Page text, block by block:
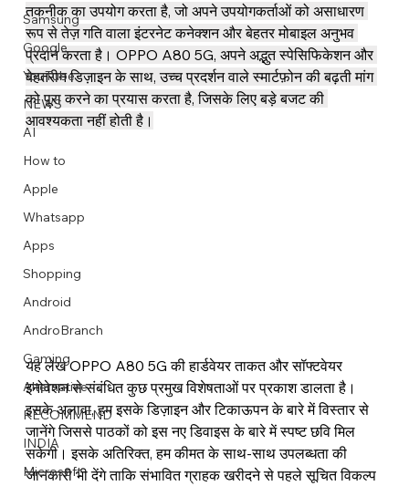
Describe your image here
Describe your image here
Describe your image here
Describe your image here
Describe your image here
Describe your image here
Describe your image here
Describe your video here
Describe your image here
Describe your image here
Describe your image here
Describe your video here
Samsung
Google
YouTube
NEWS
AI
How to
Apple
Whatsapp
Apps
Shopping
Android
AndroBranch
Gaming
Alternative
RECOMMEND
INDIA
Microsoft
तकनीक का उपयोग करता है, जो अपने उपयोगकर्ताओं को असाधारण
रूप से तेज़ गति वाला इंटरनेट कनेक्शन और बेहतर मोबाइल अनुभव
प्रदान करता है। OPPO A80 5G, अपने अद्भुत स्पेसिफिकेशन और
बेहतरीन डिज़ाइन के साथ, उच्च प्रदर्शन वाले स्मार्टफ़ोन की बढ़ती मांग
को पूरा करने का प्रयास करता है, जिसके लिए बड़े बजट की
आवश्यकता नहीं होती है।
यह लेख OPPO A80 5G की हार्डवेयर ताकत और सॉफ्टवेयर
इनोवेशन से संबंधित कुछ प्रमुख विशेषताओं पर प्रकाश डालता है।
इसके अलावा, हम इसके डिज़ाइन और टिकाऊपन के बारे में विस्तार से
जानेंगे जिससे पाठकों को इस नए डिवाइस के बारे में स्पष्ट छवि मिल
सकेगी। इसके अतिरिक्त, हम कीमत के साथ-साथ उपलब्धता की
जानकारी भी देंगे ताकि संभावित ग्राहक खरीदने से पहले सूचित विकल्प